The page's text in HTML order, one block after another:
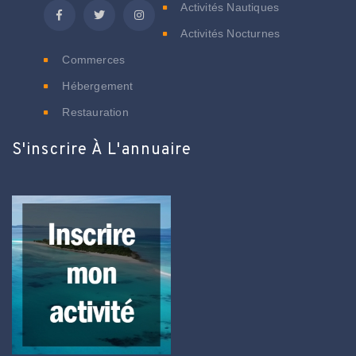
Activités Nautiques
Activités Nocturnes
Commerces
Hébergement
Restauration
S'inscrire À L'annuaire